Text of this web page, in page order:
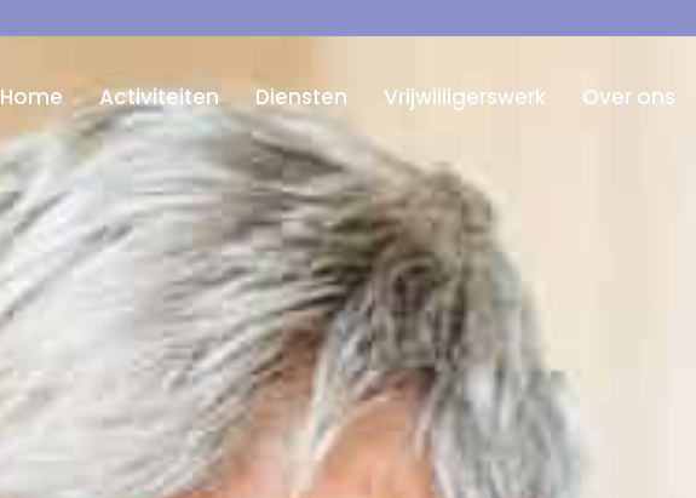
Home Activiteiten Diensten Vrijwilligerswerk Over ons